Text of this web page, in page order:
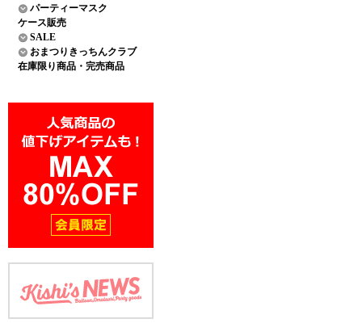
パーティーマスク
ケース販売
SALE
おまつりきっちんクラブ
在庫限り商品・完売商品